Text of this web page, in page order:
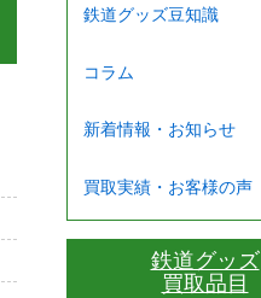
鉄道グッズ豆知識
コラム
新着情報・お知らせ
買取実績・お客様の声
鉄道グッズ
買取品目